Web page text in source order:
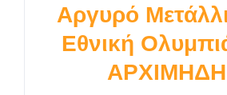
Αργυρό
Εθνική